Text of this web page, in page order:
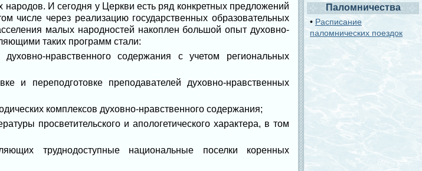
И сегодня у Церкви есть ряд конкретных предложений
числе через реализацию государственных образовательных
малых народностей накоплен большой опыт духовно-
таких программ стали:
нравственного содержания с учетом региональных
и переподготовке преподавателей духовно-нравственных
комплексов духовно-нравственного содержания;
просветительского и апологетического характера, в том
труднодоступные национальные поселки коренных
Паломничества
• Расписание
паломнических поездок